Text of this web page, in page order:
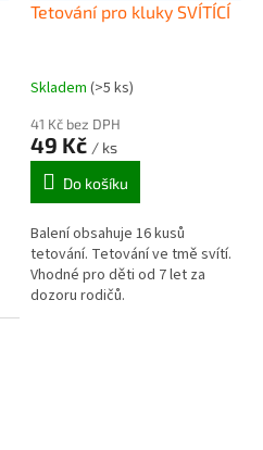
Tetování pro kluky SVÍTÍCÍ
Skladem (>5 ks)
41 Kč bez DPH
49 Kč / ks
Do košíku
Balení obsahuje 16 kusů
tetování. Tetování ve tmě svítí.
Vhodné pro děti od 7 let za
dozoru rodičů.